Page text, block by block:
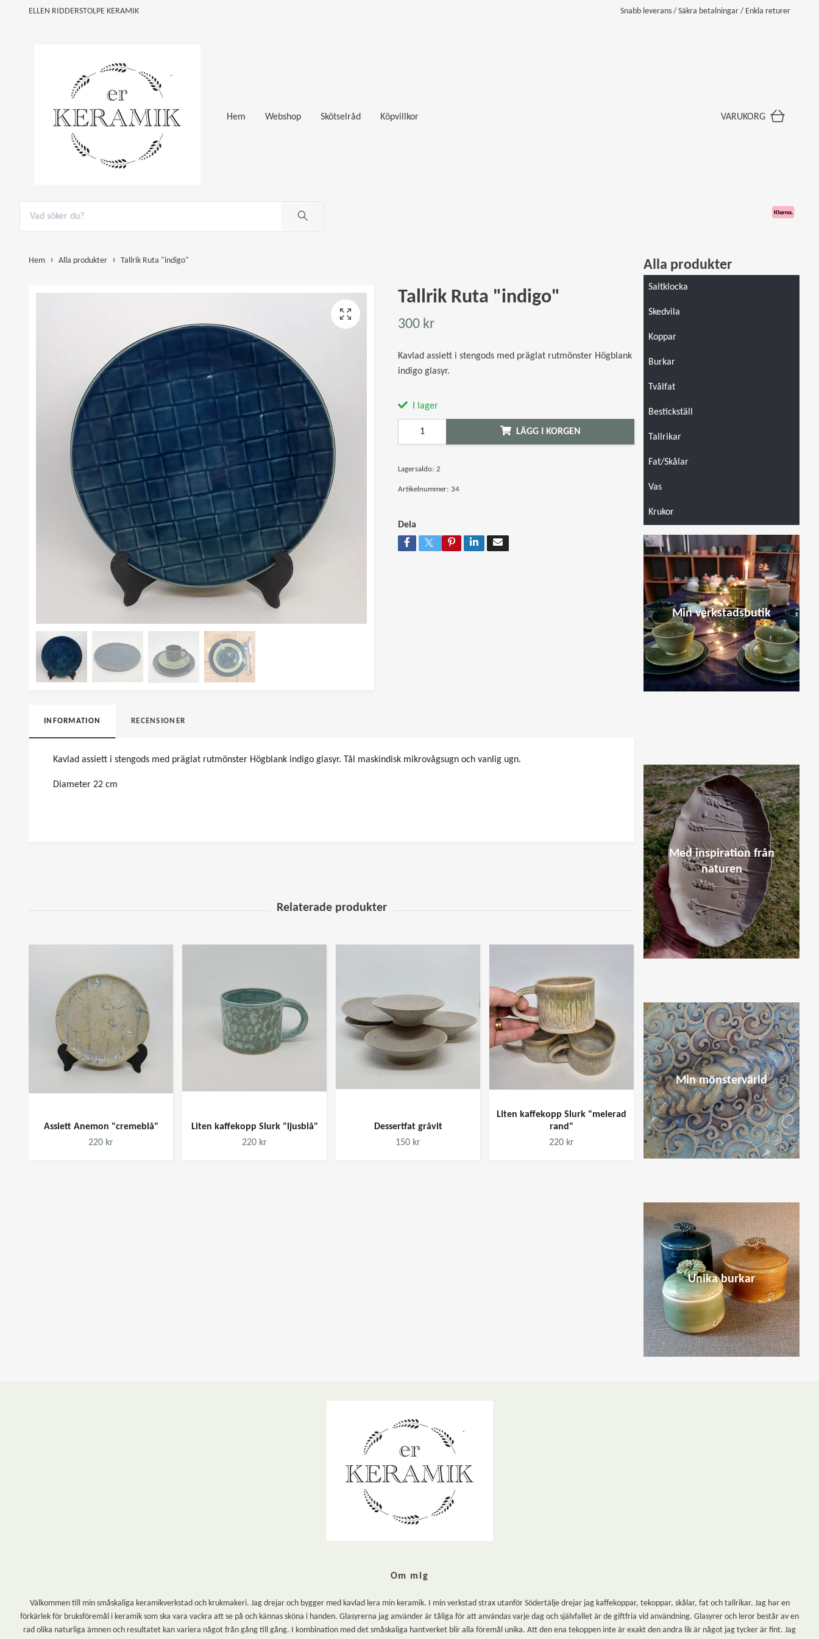
ELLEN RIDDERSTOLPE KERAMIK Snabb leverans / Säkra betalningar / Enkla returer
Hem Webshop Skötselråd Köpvillkor VARUKORG
Alla produkter
Saltklocka
Skedvila
Koppar
Burkar
Tvålfat
Bestickställ
Tallrikar
Fat/Skålar
Vas
Krukor
Min verkstadsbutik
Med inspiration från
naturen
Min mönstervärld
Unika burkar
Hem Alla produkter Tallrik Ruta "indigo"
Tallrik Ruta "indigo"
300 kr
Kavlad assiett i stengods med präglat rutmönster Högblank
indigo glasyr.
I lager
LÄGG I KORGEN
Lagersaldo: 2
Artikelnummer: 34
Dela
INFORMATION RECENSIONER
Kavlad assiett i stengods med präglat rutmönster Högblank indigo glasyr. Tål maskindisk mikrovågsugn och vanlig ugn.
Diameter 22 cm
Assiett Anemon "cremeblå"
220 kr
Liten kaffekopp Slurk "ljusblå"
220 kr
Dessertfat gråvit
150 kr
Liten kaffekopp Slurk "melerad
rand"
220 kr
Skål med lock "ekollon blå"
460 kr
Om mig
Välkommen till min småskaliga keramikverkstad och krukmakeri. Jag drejar och bygger med kavlad lera min keramik. I min verkstad strax utanför Södertälje drejar jag kaffekoppar, tekoppar, skålar, fat och tallrikar. Jag har en
förkärlek för bruksföremål i keramik som ska vara vackra att se på och kännas sköna i handen. Glasyrerna jag använder är tåliga för att användas varje dag och självfallet är de giftfria vid användning. Glasyrer och leror består av en
rad olika naturliga ämnen och resultatet kan variera något från gång till gång. I kombination med det småskaliga hantverket blir alla föremål unika. Att den ena tekoppen inte är exakt den andra lik är något jag tycker är fint. Jag